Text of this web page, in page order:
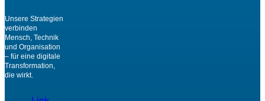
Unsere Strategien
verbinden
Mensch, Technik
und Organisation
– für eine digitale
Transformation,
die wirkt.